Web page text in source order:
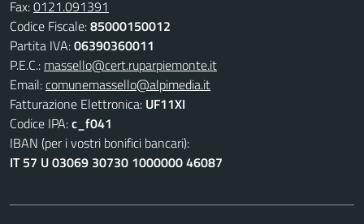
Fax:0121.091391
Codice Fiscale:85000150012
Partita IVA:06390360011
P.E.C.: massello@cert.ruparpiemonte.it
Email:comunemassello@alpimedia.it
Fatturazione Elettronica: UF11XI
Codice IPA:c_f041
IBAN (per i vostri bonifici bancari):
IT 57 U 03069 30730 1000000 46087